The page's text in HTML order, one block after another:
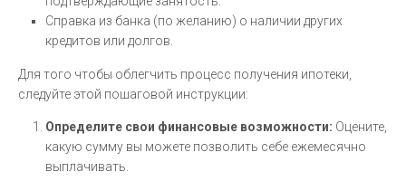
Справка из банка (по желанию) о наличии других
кредитов или долгов.
Для того чтобы облегчить процесс получения ипотеки,
следуйте этой пошаговой инструкции:
Определите свои финансовые возможности: Оцените,
какую сумму вы можете позволить себе ежемесячно
выплачивать.